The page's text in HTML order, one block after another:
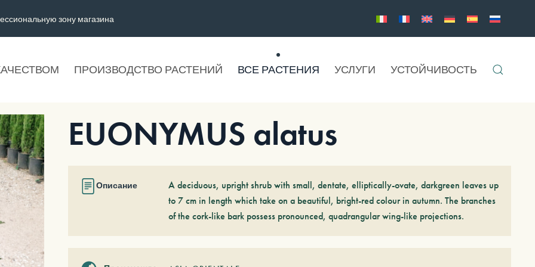
зону магазина
ПРОИЗВОДСТВО РАСТЕНИЙ ВСЕ РАСТЕНИЯ УСЛУГИ УСТОЙЧИВОСТЬ
EUONYMUS alatus
Описание
A deciduous, upright shrub with small, dentate, elliptically-ovate, darkgreen leaves up
to 7 cm in length which take on a beautiful, bright-red colour in autumn. The branches
of the cork-like bark possess pronounced, quadrangular wing-like projections.